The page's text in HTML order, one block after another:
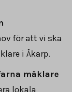
för att vi ska
i Åkarp.
mäklare
lokala